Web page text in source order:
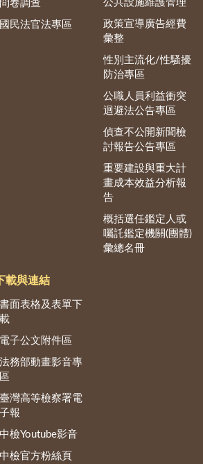
卷調查
民法官法專區
公共設施維護管理
政策宣導廣告經費
彙整
性別主流化/性騷擾
防治專區
公職人員利益衝突
迴避法公告專區
偵查不公開新聞檢
討報告公告專區
重要建設與重大計
畫成本效益分析報
告
概括選任鑑定人或
囑託鑑定機關(團體)
彙總名冊
載與連結
面表格及表單下
子公文附件區
務部動畫影音專
灣高等檢察署電
報
檢Youtube影音
檢官方粉絲頁